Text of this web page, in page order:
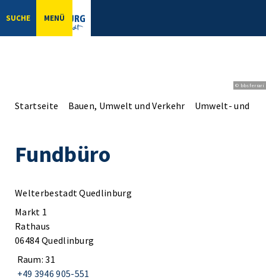
SUCHE MENÜ
© bbsferrari
Startseite Bauen, Umwelt und Verkehr Umwelt- und
Fundbüro
Welterbestadt Quedlinburg
Markt 1
Rathaus
06484 Quedlinburg
Raum: 31
+49 3946 905-551